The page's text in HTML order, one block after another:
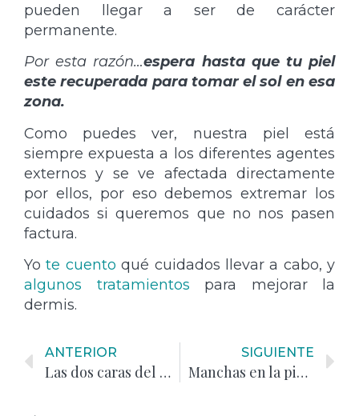
pueden llegar a ser de carácter
permanente.
Por esta razón…espera hasta que tu piel
este recuperada para tomar el sol en esa
zona.
Como puedes ver, nuestra piel está
siempre expuesta a los diferentes agentes
externos y se ve afectada directamente
por ellos, por eso debemos extremar los
cuidados si queremos que no nos pasen
factura.
Yote cuento qué cuidados llevar a cabo, y
algunos tratamientos para mejorar la
dermis.
ANTERIOR
Las dos caras del sol: beneficios y riesgos
SIGUIENTE
Manchas en la piel, ¿qué puedo hacer?